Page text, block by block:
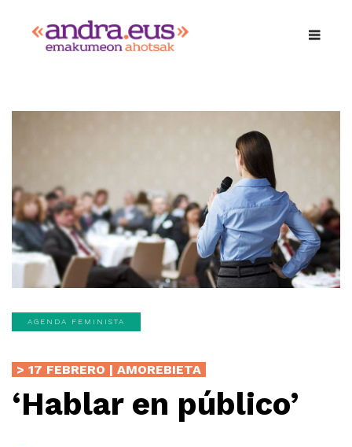
AGENDA FEMINISTA
> 17 FEBRERO | AMOREBIETA
‘Hablar en público’